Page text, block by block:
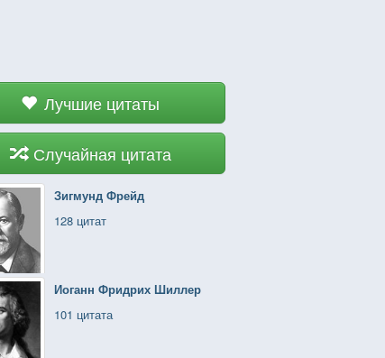
Лучшие цитаты
Случайная цитата
Зигмунд Фрейд
128 цитат
Иоганн Фридрих Шиллер
101 цитата